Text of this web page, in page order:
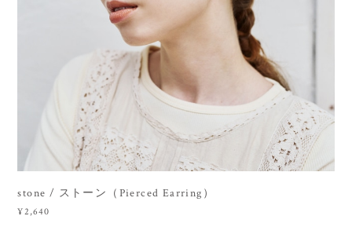
stone / ストーン（Pierced Earring）
¥2,640